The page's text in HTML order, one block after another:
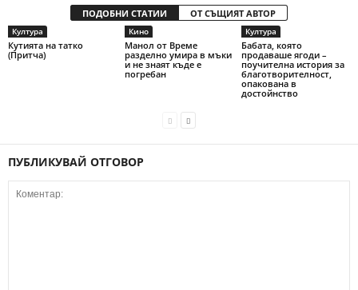
ПОДОБНИ СТАТИИ ОТ СЪЩИЯТ АВТОР
Култура
Кутията на татко
(Притча)
Кино
Манол от Време
разделно умира в мъки
и не знаят къде е
погребан
Култура
Бабата, която
продаваше ягоди –
поучителна история за
благотворителност,
опакована в
достойнство
ПУБЛИКУВАЙ ОТГОВОР